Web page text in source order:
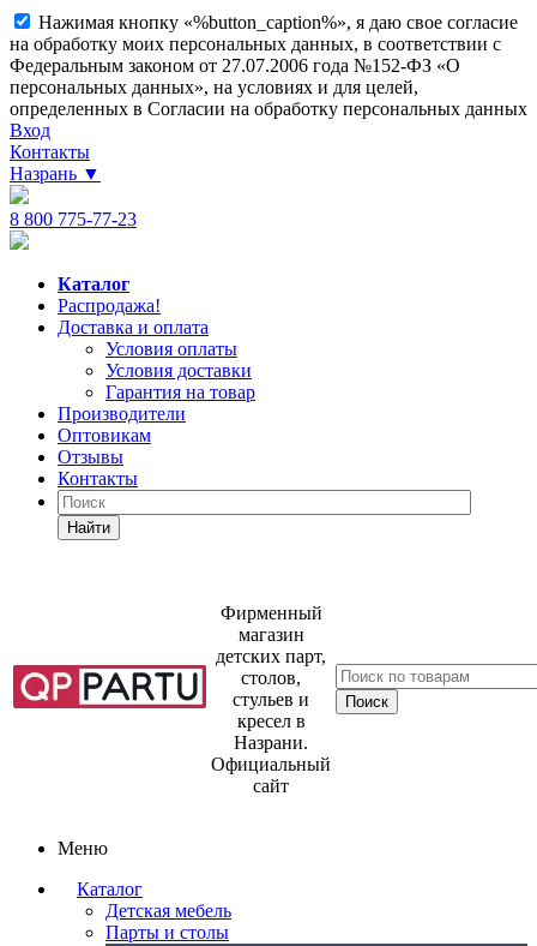
Нажимая кнопку «%button_caption%», я даю свое согласие
на обработку моих персональных данных, в соответствии с
Федеральным законом от 27.07.2006 года №152-ФЗ «О
персональных данных», на условиях и для целей,
определенных в Согласии на обработку персональных данных
Вход
Контакты
Назрань ▼
8 800 775-77-23
Каталог
Распродажа!
Доставка и оплата
Условия оплаты
Условия доставки
Гарантия на товар
Производители
Оптовикам
Отзывы
Контакты
Найти
Фирменный
магазин
детских парт,
столов,
стульев и
кресел в
Назрани.
Официальный
сайт
Меню
Каталог
Детская мебель
Парты и столы